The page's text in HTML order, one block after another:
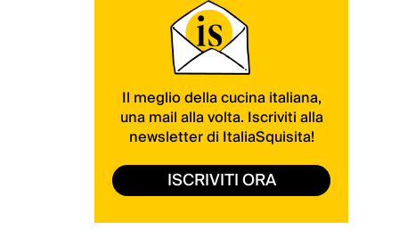
Il meglio della cucina italiana,
una mail alla volta. Iscriviti alla
newsletter di ItaliaSquisita!
ISCRIVITI ORA